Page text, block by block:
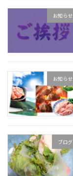
お知らせ
お知らせ
ブログ